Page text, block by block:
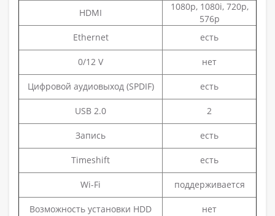
HDMI
1080p, 1080i, 720p,
576p
Ethernet
есть
0/12 V нет
Цифровой аудиовыход (SPDIF) есть
USB 2.0 2
Запись есть
Timeshift есть
Wi-Fi поддерживается
Возможность установки HDD нет